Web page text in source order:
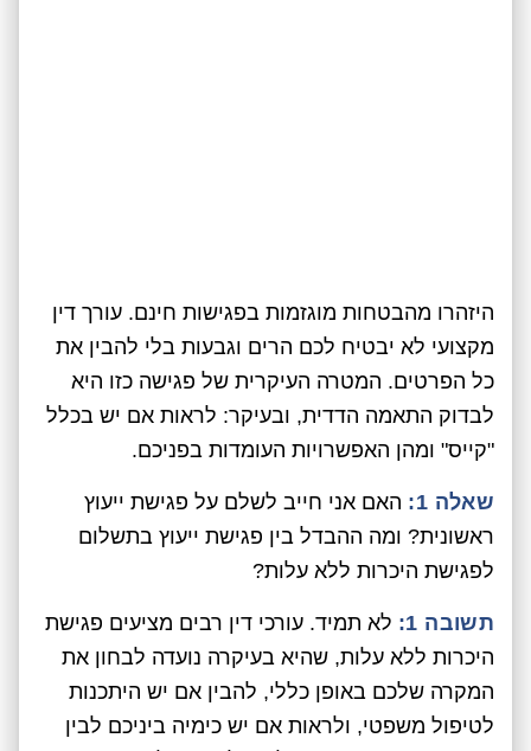
היזהרו מהבטחות מוגזמות בפגישות חינם. עורך דין
מקצועי לא יבטיח לכם הרים וגבעות בלי להבין את
כל הפרטים. המטרה העיקרית של פגישה כזו היא
לבדוק התאמה הדדית, ובעיקר: לראות אם יש בכלל
"קייס" ומהן האפשרויות העומדות בפניכם.
שאלה 1:
האם אני חייב לשלם על פגישת ייעוץ
ראשונית? ומה ההבדל בין פגישת ייעוץ בתשלום
לפגישת היכרות ללא עלות?
תשובה 1:
לא תמיד. עורכי דין רבים מציעים פגישת
היכרות ללא עלות, שהיא בעיקרה נועדה לבחון את
המקרה שלכם באופן כללי, להבין אם יש היתכנות
לטיפול משפטי, ולראות אם יש כימיה ביניכם לבין